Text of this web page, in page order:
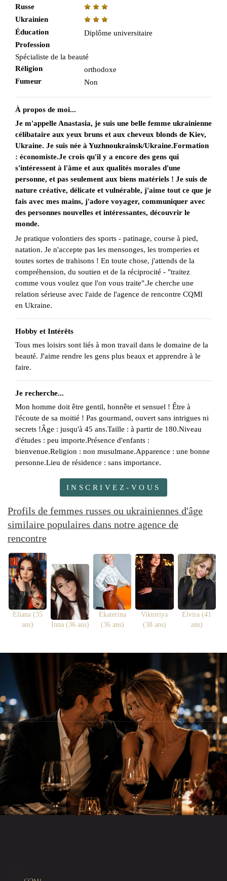
Russe
Ukrainien
Éducation
Diplôme universitaire
Profession
Spécialiste de la beauté
Réligion
orthodoxe
Fumeur
Non
À propos de moi...
Je m'appelle Anastasia, je suis une belle femme ukrainienne
célibataire aux yeux bruns et aux cheveux blonds de Kiev,
Ukraine. Je suis née à Yuzhnoukrainsk/Ukraine.Formation
: économiste.Je crois qu'il y a encore des gens qui
s'intéressent à l'âme et aux qualités morales d'une
personne, et pas seulement aux biens matériels ! Je suis de
nature créative, délicate et vulnérable, j'aime tout ce que je
fais avec mes mains, j'adore voyager, communiquer avec
des personnes nouvelles et intéressantes, découvrir le
monde.
Je pratique volontiers des sports - patinage, course à pied,
natation. Je n'accepte pas les mensonges, les tromperies et
toutes sortes de trahisons ! En toute chose, j'attends de la
compréhension, du soutien et de la réciprocité - "traitez
comme vous voulez que l'on vous traite".Je cherche une
relation sérieuse avec l'aide de l'agence de rencontre CQMI
en Ukraine.
Hobby et Intérêts
Tous mes loisirs sont liés à mon travail dans le domaine de la
beauté. J'aime rendre les gens plus beaux et apprendre à le
faire.
Je recherche...
Mon homme doit être gentil, honnête et sensuel ! Être à
l'écoute de sa moitié ! Pas gourmand, ouvert sans intrigues ni
secrets !Âge : jusqu'à 45 ans.Taille : à partir de 180.Niveau
d'études : peu importe.Présence d'enfants :
bienvenue.Religion : non musulmane.Apparence : une bonne
personne.Lieu de résidence : sans importance.
INSCRIVEZ-VOUS
Profils de femmes russes ou ukrainiennes d'âge
similaire populaires dans notre agence de
rencontre
Eliana (35
ans)
Inna (36 ans)
Ekaterina
(36 ans)
Viktoriya
(38 ans)
Elvira (41
ans)